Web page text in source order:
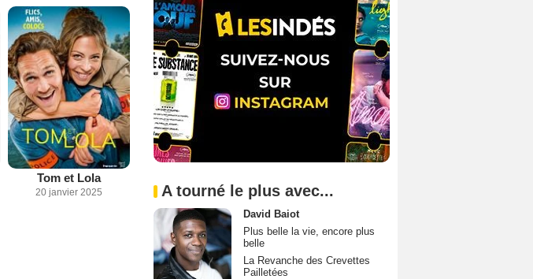
Tom et Lola
20 janvier 2025 A tourné le plus avec...
David Baiot
Plus belle la vie, encore plus
belle
La Revanche des Crevettes
Pailletées